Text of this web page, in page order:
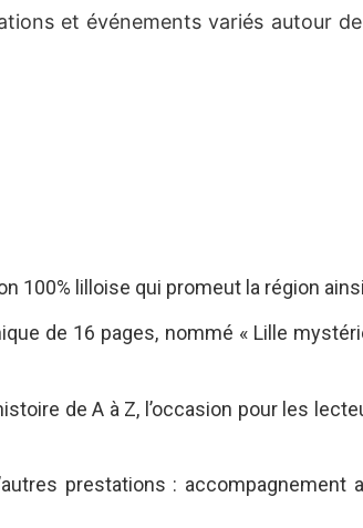
et événements variés autour
100% lilloise qui promeut la région
de 16 pages, nommé « Lille
de A à Z, l’occasion pour les
prestations : accompagnement